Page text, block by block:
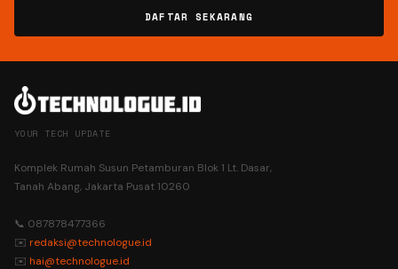
DAFTAR SEKARANG
YOUR TECH UPDATE
Komplek Rumah Susun Petamburan Blok 1 Lt. Dasar,
Tanah Abang, Jakarta Pusat 10260
📞 087878477366
✉️ redaksi@technologue.id
✉️ hai@technologue.id